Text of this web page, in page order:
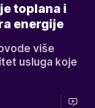
toplana i
energije
više
usluga koje